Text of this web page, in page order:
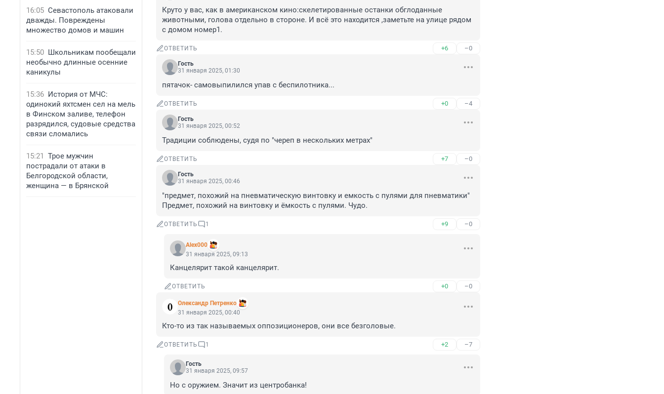
16:05 Севастополь атаковали
дважды. Повреждены
множество домов и машин
15:50 Школьникам пообещали
необычно длинные осенние
каникулы
15:36 История от МЧС:
одинокий яхтсмен сел на мель
в Финском заливе, телефон
разрядился, судовые средства
связи сломались
15:21 Трое мужчин
пострадали от атаки в
Белгородской области,
женщина — в Брянской
Круто у вас, как в американском кино:скелетированные останки обглоданные
животными, голова отдельно в стороне. И всё это находится ,заметьте на улице рядом
с домом номер1.
ОТВЕТИТЬ +6 –0
Гость
31 января 2025, 01:30
пятачок- самовыпилился упав с беспилотника...
ОТВЕТИТЬ +0 –4
Гость
31 января 2025, 00:52
Традиции соблюдены, судя по "череп в нескольких метрах"
ОТВЕТИТЬ +7 –0
Гость
31 января 2025, 00:46
"предмет, похожий на пневматическую винтовку и емкость с пулями для пневматики"
Предмет, похожий на винтовку и ёмкость с пулями. Чудо.
ОТВЕТИТЬ 1 +9 –0
Alex000
31 января 2025, 09:13
Канцелярит такой канцелярит.
ОТВЕТИТЬ +0 –0
Олександр Петренко
31 января 2025, 00:40
Кто-то из так называемых оппозиционеров, они все безголовые.
ОТВЕТИТЬ 1 +2 –7
Гость
31 января 2025, 09:57
Но с оружием. Значит из центробанка!